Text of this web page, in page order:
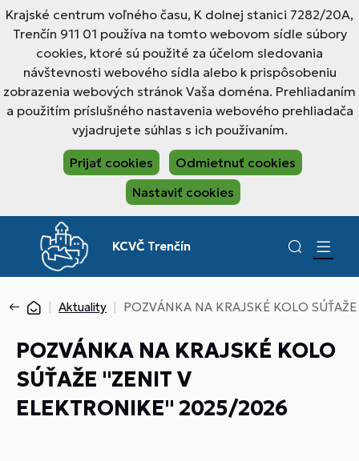
Krajské centrum voľného času, K dolnej stanici 7282/20A,
Trenčín 911 01 používa na tomto webovom sídle súbory
cookies, ktoré sú použité za účelom sledovania
návštevnosti webového sídla alebo k prispôsobeniu
zobrazenia webových stránok Vaša doména. Prehliadaním
a použitím príslušného nastavenia webového prehliadača
vyjadrujete súhlas s ich používaním.
Prijať cookies
Odmietnuť cookies
Nastaviť cookies
KCVČ Trenčín
Aktuality POZVÁNKA NA KRAJSKÉ KOLO
POZVÁNKA NA KRAJSKÉ KOLO
SÚŤAŽE "ZENIT V
ELEKTRONIKE" 2025/2026